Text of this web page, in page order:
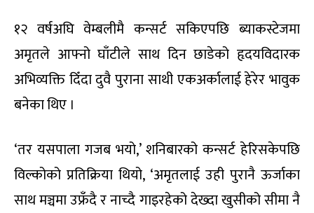
१२ वर्षअघि वेम्बलीमै कन्सर्ट सकिएपछि ब्याकस्टेजमा
अमृतले आफ्नो घाँटीले साथ दिन छाडेको हृदयविदारक
अभिव्यक्ति दिँदा दुवै पुराना साथी एकअर्कालाई हेरेर भावुक
बनेका थिए ।
‘तर यसपाला गजब भयो,’ शनिबारको कन्सर्ट हेरिसकेपछि
विल्कोको प्रतिक्रिया थियो, ‘अमृतलाई उही पुरानै ऊर्जाका
साथ मञ्चमा उफ्रँदै र नाच्दै गाइरहेको देख्दा खुसीको सीमा नै